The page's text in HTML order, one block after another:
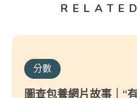
分數
圖查包養網片故事｜“